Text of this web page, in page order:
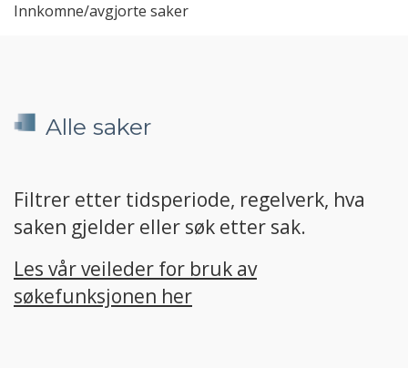
Innkomne/avgjorte saker
Alle saker
Filtrer etter tidsperiode, regelverk, hva
saken gjelder eller søk etter sak.
Les vår veileder for bruk av
søkefunksjonen her